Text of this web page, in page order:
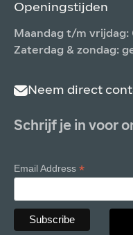
Openingstijden
Maandag t/m vrijdag:
Zaterdag & zondag:
Neem direct
Schrijf je in voor
Email Address*